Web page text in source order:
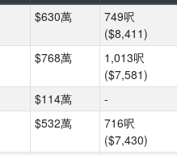
$630萬
749呎
($8,411)
$768萬
1,013呎
($7,581)
$114萬 -
$532萬
716呎
($7,430)